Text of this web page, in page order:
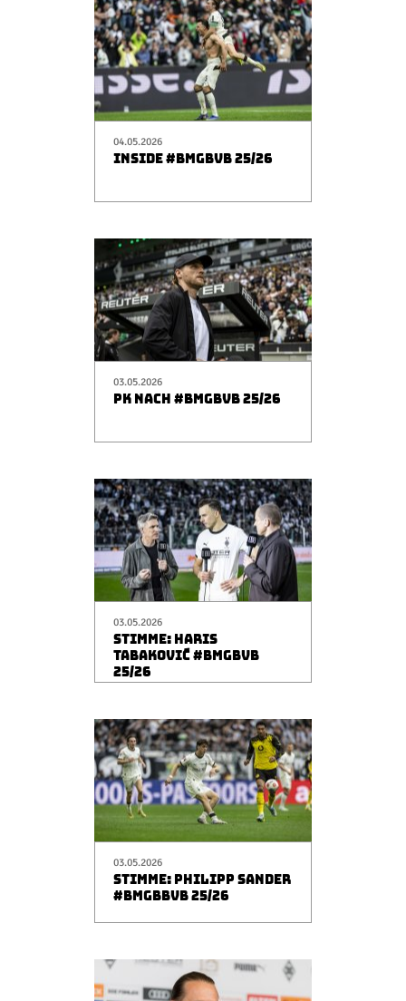
Europa League
Testspiele
Inside
Interviews
Rund um Borussia
Historie
English
Alle Videos
04.05.2026
INSIDE #BMGBVB 25/26
03.05.2026
PK NACH #BMGBVB 25/26
03.05.2026
STIMME: HARIS
TABAKOVIĆ #BMGBVB
25/26
03.05.2026
STIMME: PHILIPP SANDER
#BMGBBVB 25/26